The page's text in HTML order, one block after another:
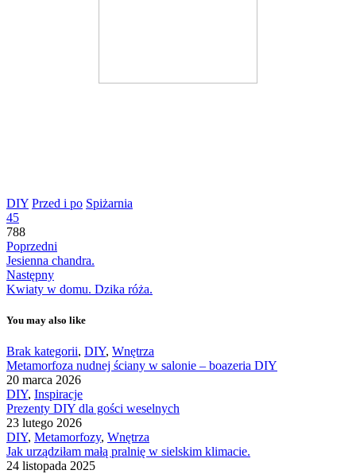
DIY Przed i po Spiżarnia
45
788
Poprzedni
Jesienna chandra.
Następny
Kwiaty w domu. Dzika róża.
You may also like
Brak kategorii, DIY, Wnętrza
Metamorfoza nudnej ściany w salonie – boazeria DIY
20 marca 2026
DIY, Inspiracje
Prezenty DIY dla gości weselnych
23 lutego 2026
DIY, Metamorfozy, Wnętrza
Jak urządziłam małą pralnię w sielskim klimacie.
24 listopada 2025